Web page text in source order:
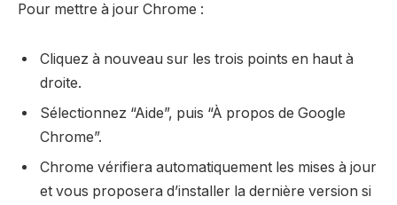
Pour mettre à jour Chrome :
Cliquez à nouveau sur les trois points en haut à
droite.
Sélectionnez “Aide”, puis “À propos de Google
Chrome”.
Chrome vérifiera automatiquement les mises à jour
et vous proposera d’installer la dernière version si